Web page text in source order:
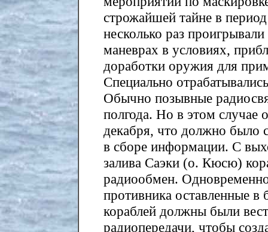
строжайшей тайне в
несколько раз
маневрах в условиях,
доработки оружия для
Специально
Обычно позывные
полгода. Но в этом
декабря, что должно было
в сборе информации. С
залива Саэки (о. Кюсю)
радиообмен.
противника оставленные
кораблей должны были
радиопередачи, чтобы